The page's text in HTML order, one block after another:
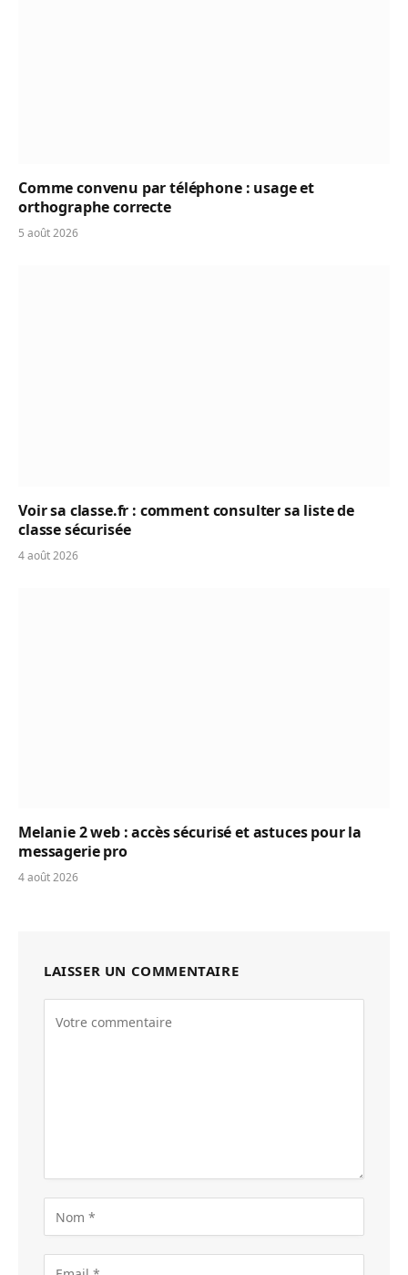
Comme convenu par téléphone : usage et
orthographe correcte
5 août 2026
Voir sa classe.fr : comment consulter sa liste de
classe sécurisée
4 août 2026
Melanie 2 web : accès sécurisé et astuces pour la
messagerie pro
4 août 2026
LAISSER UN COMMENTAIRE